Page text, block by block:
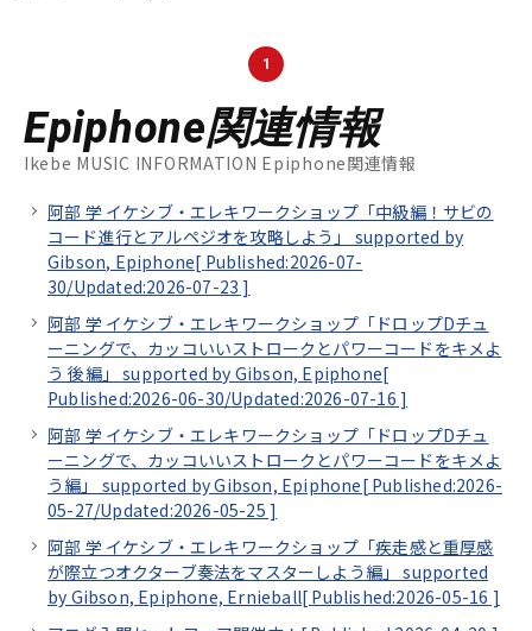
1
Epiphone関連情報
Ikebe MUSIC INFORMATION Epiphone関連情報
阿部 学 イケシブ・エレキワークショップ「中級編！サビの
コード進行とアルペジオを攻略しよう」 supported by
Gibson, Epiphone[ Published:2026-07-
30/Updated:2026-07-23 ]
阿部 学 イケシブ・エレキワークショップ「ドロップDチュ
ーニングで、カッコいいストロークとパワーコードをキメよ
う 後編」 supported by Gibson, Epiphone[
Published:2026-06-30/Updated:2026-07-16 ]
阿部 学 イケシブ・エレキワークショップ「ドロップDチュ
ーニングで、カッコいいストロークとパワーコードをキメよ
う編」 supported by Gibson, Epiphone[ Published:2026-
05-27/Updated:2026-05-25 ]
阿部 学 イケシブ・エレキワークショップ「疾走感と重厚感
が際立つオクターブ奏法をマスターしよう編」 supported
by Gibson, Epiphone, Ernieball[ Published:2026-05-16 ]